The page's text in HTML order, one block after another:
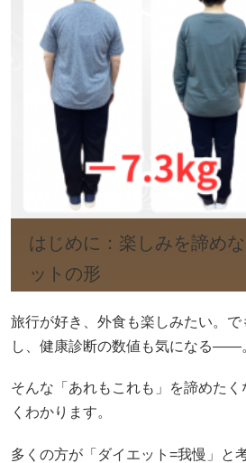
はじめに：楽しみを諦め
ットの形
旅行が好き、外食も楽しみたい。
し、健康診断の数値も気になる――
そんな「あれもこれも」を諦めたく
くわかります。
多くの方が「ダイエット=我慢」と